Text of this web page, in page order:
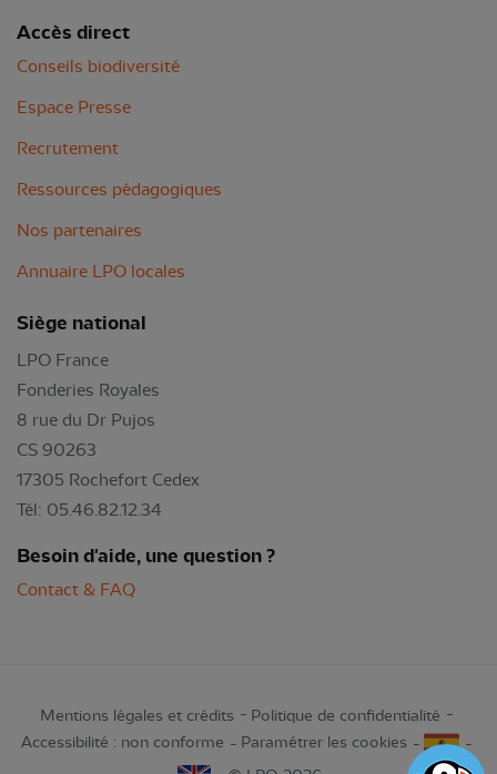
Accès direct
Conseils biodiversité
Espace Presse
Recrutement
Ressources pédagogiques
Nos partenaires
Annuaire LPO locales
Siège national
LPO France
Fonderies Royales
8 rue du Dr Pujos
CS 90263
17305 Rochefort Cedex
Tél: 05.46.82.12.34
Besoin d'aide, une question ?
Contact & FAQ
Mentions légales et crédits
Politique de confidentialité
Accessibilité : non conforme
Paramétrer les cookies